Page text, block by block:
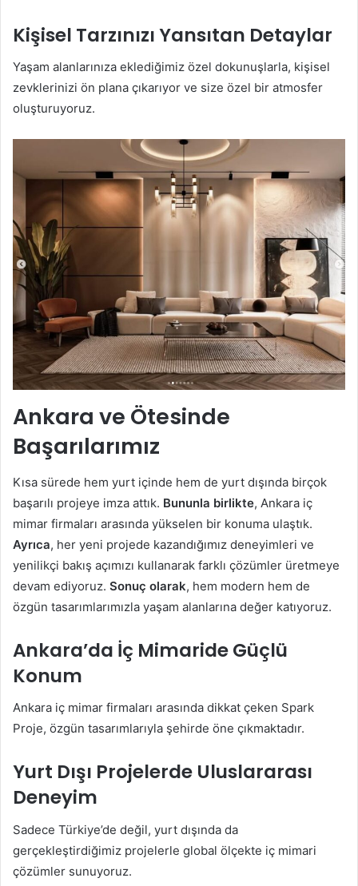
Kişisel Tarzınızı Yansıtan Detaylar
Yaşam alanlarınıza eklediğimiz özel dokunuşlarla, kişisel
zevklerinizi ön plana çıkarıyor ve size özel bir atmosfer
oluşturuyoruz.
Ankara ve Ötesinde
Başarılarımız
Kısa sürede hem yurt içinde hem de yurt dışında birçok
başarılı projeye imza attık. Bununla birlikte, Ankara iç
mimar firmaları arasında yükselen bir konuma ulaştık.
Ayrıca, her yeni projede kazandığımız deneyimleri ve
yenilikçi bakış açımızı kullanarak farklı çözümler üretmeye
devam ediyoruz. Sonuç olarak, hem modern hem de
özgün tasarımlarımızla yaşam alanlarına değer katıyoruz.
Ankara’da İç Mimaride Güçlü
Konum
Ankara iç mimar firmaları arasında dikkat çeken Spark
Proje, özgün tasarımlarıyla şehirde öne çıkmaktadır.
Yurt Dışı Projelerde Uluslararası
Deneyim
Sadece Türkiye’de değil, yurt dışında da
gerçekleştirdiğimiz projelerle global ölçekte iç mimari
çözümler sunuyoruz.